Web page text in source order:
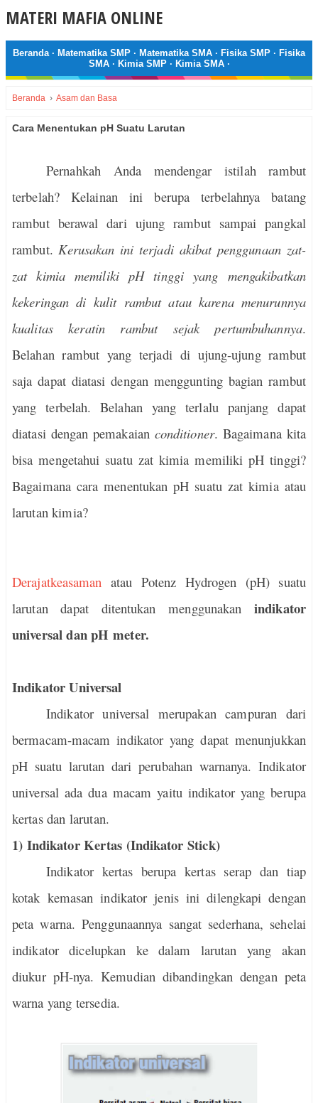
MATERI MAFIA ONLINE
Beranda· Matematika SMP · Matematika SMA · Fisika SMP · Fisika
SMA· Kimia SMP· Kimia SMA·
Beranda › Asam dan Basa
Cara Menentukan pH Suatu Larutan
Pernahkah Anda mendengar istilah rambut
terbelah? Kelainan ini berupa terbelahnya batang
rambut berawal dari ujung rambut sampai pangkal
rambut.Kerusakan ini terjadi akibat penggunaan zat-
zat kimia memiliki pH tinggi yang mengakibatkan
kekeringan di kulit rambut atau karena menurunnya
kualitas keratin rambut sejak pertumbuhannya.
Belahan rambut yang terjadi di ujung-ujung rambut
saja dapat diatasi dengan menggunting bagian rambut
yang terbelah. Belahan yang terlalu panjang dapat
diatasi dengan pemakaian conditioner. Bagaimana kita
bisa mengetahui suatu zat kimia memiliki pH tinggi?
Bagaimana cara menentukan pH suatu zat kimia atau
larutan kimia?
Derajatkeasaman atau Potenz Hydrogen (pH) suatu
larutan dapat ditentukan menggunakanindikator
universal dan pH meter.
Indikator Universal
Indikator universal merupakan campuran dari
bermacam-macam indikator yang dapat menunjukkan
pH suatu larutan dari perubahan warnanya. Indikator
universal ada dua macam yaitu indikator yang berupa
kertas dan larutan.
1) Indikator Kertas (Indikator Stick)
Indikator kertas berupa kertas serap dan tiap
kotak kemasan indikator jenis ini dilengkapi dengan
peta warna. Penggunaannya sangat sederhana, sehelai
indikator dicelupkan ke dalam larutan yang akan
diukur pH-nya. Kemudian dibandingkan dengan peta
warna yang tersedia.